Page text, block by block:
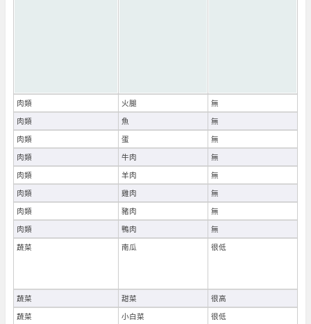
肉類 火腿
無
肉類
魚
無
肉類
蛋
無
肉類
牛肉
無
肉類
羊肉
無
肉類
雞肉
無
肉類
豬肉
無
肉類
鴨肉
無
蔬菜
南瓜 很低
蔬菜 甜菜
很高
蔬菜
小白菜
很低